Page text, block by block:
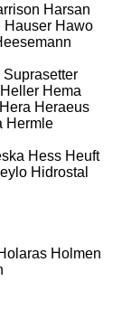
Harsan
Hauser Hawo
Suprasetter
Heller Hema
Hera Heraeus
Hermle
Hess Heuft
Hidrostal
Holmen